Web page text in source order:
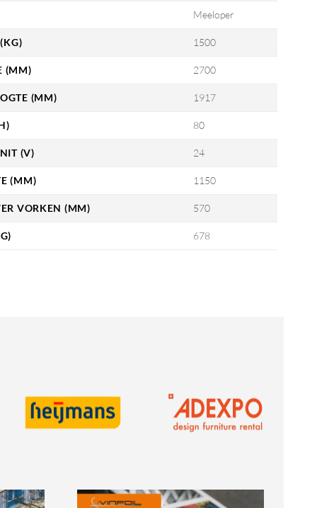
Meeloper
1500
(MM) 2700
(MM) 1917
80
(V) 24
(MM) 1150
VORKEN (MM) 570
678